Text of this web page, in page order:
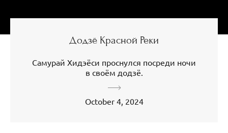
Додзё Красной Реки
Самурай Хидэёси проснулся посреди ночи
в своём додзё.
October 4, 2024